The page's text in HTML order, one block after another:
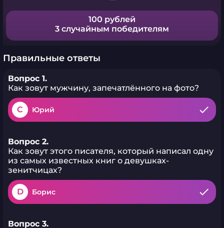
100 рублей
3 случайным победителям
Правильные ответы
Вопрос 1.
Как зовут мужчину, запечатлённого на фото?
C Юрий
Вопрос 2.
Как зовут этого писателя, который написал одну
из самых известных книг о девушках-
зенитчицах?
D Борис
Вопрос 3.